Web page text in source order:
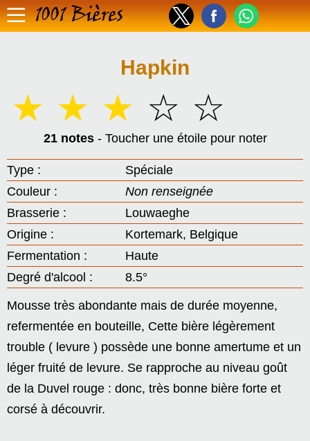
1001 Bières
Hapkin
☆
☆
☆
☆
☆
21 notes- Toucher une étoile pour noter
Type :
Spéciale
Couleur :
Non renseignée
Brasserie :
Louwaeghe
Origine :
Kortemark, Belgique
Fermentation :
Haute
Degré d'alcool :
8.5°
Mousse très abondante mais de durée moyenne,
refermentée en bouteille, Cette bière légèrement
trouble ( levure ) possède une bonne amertume et un
léger fruité de levure. Se rapproche au niveau goût
de la Duvel rouge : donc, très bonne bière forte et
corsé à découvrir.